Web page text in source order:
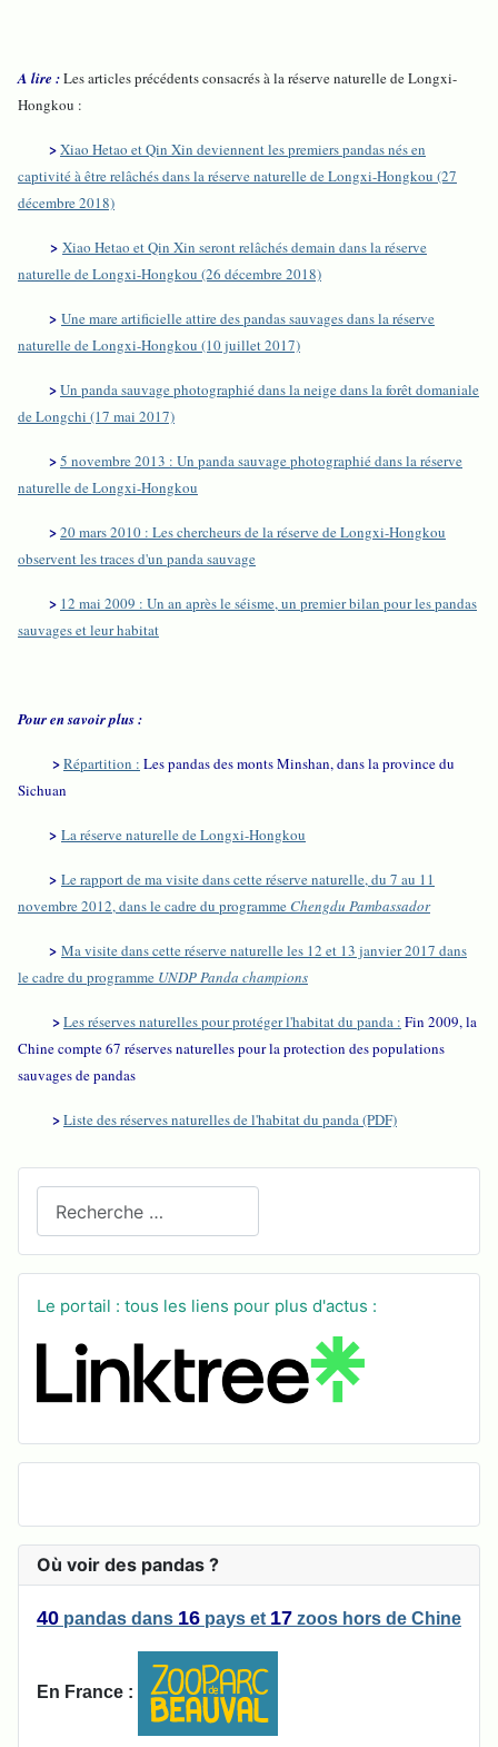
Le portail : tous les liens pour plus d'actus :
Où voir des pandas ?
40 pandas dans 16 pays et 17 zoos hors de Chine
En France :
A lire :Les articles précédents consacrés à la réserve naturelle de Longxi-
Hongkou :
>Xiao Hetao et Qin Xin deviennent les premiers pandas nés en
captivité à être relâchés dans la réserve naturelle de Longxi-Hongkou (27
décembre 2018)
> Xiao Hetao et Qin Xin seront relâchés demain dans la réserve
naturelle de Longxi-Hongkou (26 décembre 2018)
> Une mare artificielle attire des pandas sauvages dans la réserve
naturelle de Longxi-Hongkou (10 juillet 2017)
>Un panda sauvage photographié dans la neige dans la forêt domaniale
de Longchi (17 mai 2017)
>5 novembre 2013 : Un panda sauvage photographié dans la réserve
naturelle de Longxi-Hongkou
>20 mars 2010 : Les chercheurs de la réserve de Longxi-Hongkou
observent les traces d'un panda sauvage
> 12 mai 2009 : Un an après le séisme, un premier bilan pour les pandas
sauvages et leur habitat
Pour en savoir plus :
>Répartition : Les pandas des monts Minshan, dans la province du
Sichuan
> La réserve naturelle de Longxi-Hongkou
> Le rapport de ma visite dans cette réserve naturelle, du 7 au 11
novembre 2012, dans le cadre du programme Chengdu Pambassador
> Ma visite dans cette réserve naturelle les 12 et 13 janvier 2017 dans
le cadre du programme UNDP Panda champions
>Les réserves naturelles pour protéger l'habitat du panda : Fin 2009, la
Chine compte 67 réserves naturelles pour la protection des populations
sauvages de pandas
>Liste des réserves naturelles de l'habitat du panda (PDF)